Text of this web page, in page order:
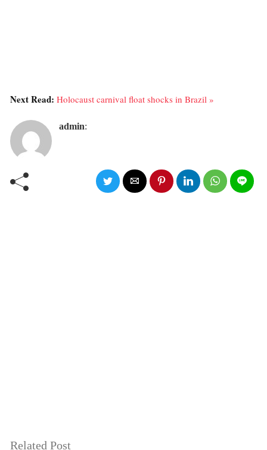
Next Read: Holocaust carnival float shocks in Brazil »
admin:
Related Post